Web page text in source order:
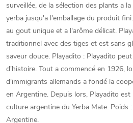
surveillée, de la sélection des plants a
yerba jusqu'a l'emballage du produit
au gout unique et a l'arôme délicat.
traditionnel avec des tiges et est sans
saveur douce. Playadito : Playadito
d'histoire. Tout a commencé en 1926,
d'immigrants allemands a fondé la
en Argentine. Depuis lors, Playadito
culture argentine du Yerba Mate. Poids
Argentine.